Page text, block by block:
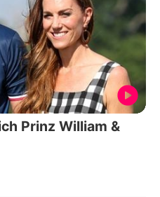
Prinz William &